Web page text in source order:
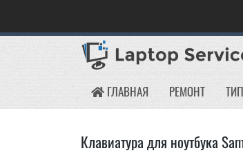
content
ГЛАВНАЯ РЕМОНТ
Клавиатура для ноутбука